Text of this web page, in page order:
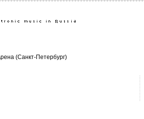
(Санкт-Петербург)